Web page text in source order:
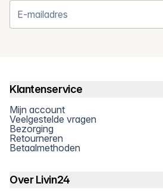
Klantenservice
Mijn account
Veelgestelde vragen
Bezorging
Retourneren
Betaalmethoden
Over Livin24